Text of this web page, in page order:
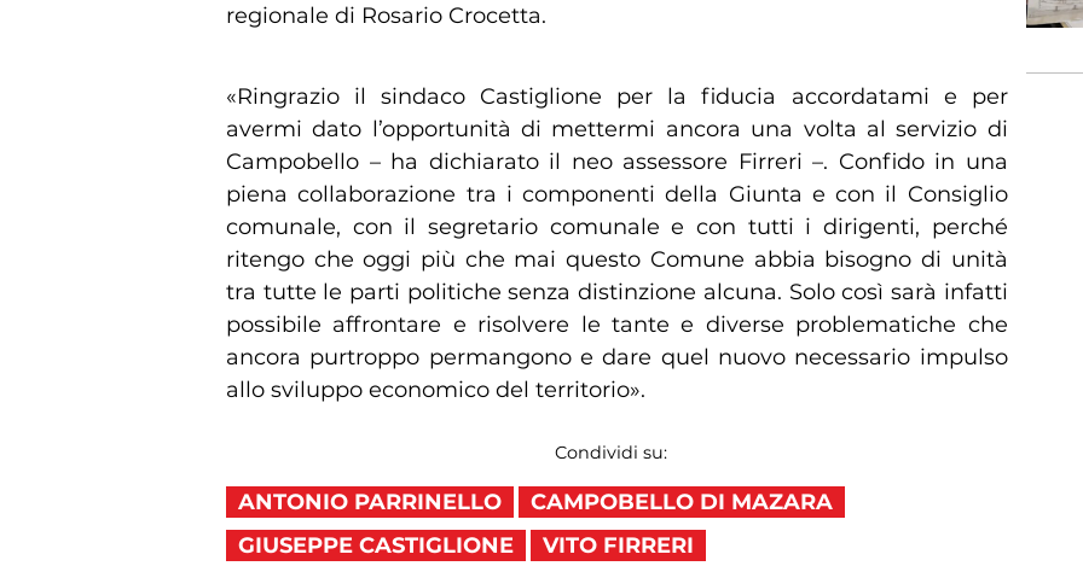
regionale di Rosario Crocetta.
«Ringrazio il sindaco Castiglione per la fiducia accordatami e per
avermi dato l’opportunità di mettermi ancora una volta al servizio di
Campobello – ha dichiarato il neo assessore Firreri –. Confido in una
piena collaborazione tra i componenti della Giunta e con il Consiglio
comunale, con il segretario comunale e con tutti i dirigenti, perché
ritengo che oggi più che mai questo Comune abbia bisogno di unità
tra tutte le parti politiche senza distinzione alcuna. Solo così sarà infatti
possibile affrontare e risolvere le tante e diverse problematiche che
ancora purtroppo permangono e dare quel nuovo necessario impulso
allo sviluppo economico del territorio».
Condividi su:
ANTONIO PARRINELLO
CAMPOBELLO DI MAZARA
GIUSEPPE CASTIGLIONE
VITO FIRRERI